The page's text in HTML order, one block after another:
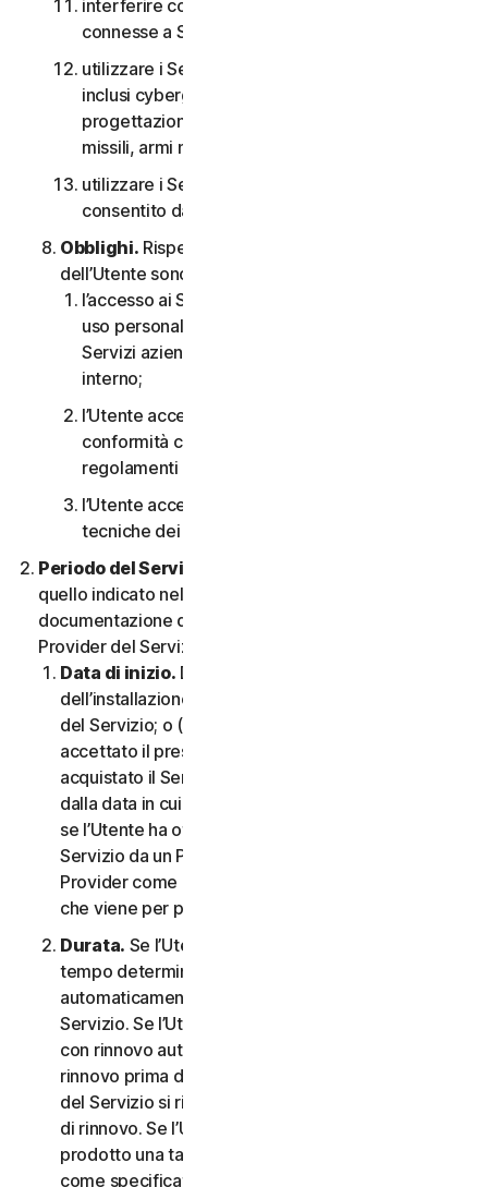
interferire con o interrompere server o reti
connesse a Software o Servizi;
utilizzare i Servizi per qualsiasi scopo militare,
inclusi cyberguerra, sviluppo di armi,
progettazione, fabbricazione o produzione di
missili, armi nucleari, chimiche o biologiche;
utilizzare i Servizi in qualsiasi modo non
consentito dal CLS.
Obblighi. Rispetto all’uso del Servizio, gli obblighi
dell’Utente sono i seguenti:
l’accesso ai Servizi per i consumatori è solo per
uso personale o domestico oppure, nel caso dei
Servizi aziendali, è solo per uso aziendale
interno;
l’Utente accetta di utilizzare i Servizi in
conformità con il CLS e tutte le leggi e i
regolamenti applicabili;
l’Utente accetta di rispettare tutte le limitazioni
tecniche dei Servizi e/o del Software.
Periodo del Servizio.
quello indicato nella Documentazione o nella
documentazione di transazione applicabile dal
Provider del Servizio.
Data di inizio. Dovrà partire (a) dalla data
dell’installazione iniziale del Software o dell’utilizzo
del Servizio; o (b) dalla data in cui l’Utente ha
accettato il presente CLS; o (c) se l’Utente ha
acquistato il Servizio dal nostro negozio online,
dalla data in cui è stato completato l’acquisto; o (d)
se l’Utente ha ottenuto il diritto di utilizzare il
Servizio da un Provider, dalla data stabilita da tale
Provider come applicabile, qualunque sia la data
che viene per prima.
Durata. Se l’Utente dispone di un abbonamento a
tempo determinato, il Servizio terminerà
automaticamente al termine del Periodo del
Servizio. Se l’Utente dispone di un abbonamento
con rinnovo automatico, a meno che non annulli il
rinnovo prima della data di fatturazione, il Periodo
del Servizio si rinnoverà automaticamente alla data
di rinnovo. Se l’Utente dispone di un servizio o di un
prodotto una tantum, il Periodo del servizio durerà
come specificato nella Documentazione o nella